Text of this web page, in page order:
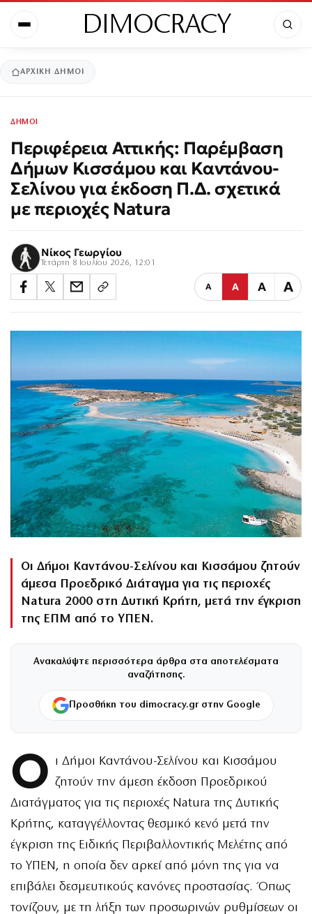
DIMOCRACY
ΑΡΧΙΚΉ ΔΗΜΟΙ
ΔΗΜΟΙ
Περιφέρεια Αττικής: Παρέμβαση
Δήμων Κισσάμου και Καντάνου-
Σελίνου για έκδοση Π.Δ. σχετικά
με περιοχές Natura
Νίκος Γεωργίου
Τετάρτη 8 Ιουλίου 2026, 12:01
Α Α Α Α
Οι Δήμοι Καντάνου-Σελίνου και Κισσάμου ζητούν
άμεσα Προεδρικό Διάταγμα για τις περιοχές
Natura 2000 στη Δυτική Κρήτη, μετά την έγκριση
της ΕΠΜ από το ΥΠΕΝ.
Ανακαλύψτε περισσότερα άρθρα στα αποτελέσματα
αναζήτησης.
Προσθήκη του dimocracy.gr στην Google
Ο ι Δήμοι Καντάνου-Σελίνου και Κισσάμου
ζητούν την άμεση έκδοση Προεδρικού
Διατάγματος για τις περιοχές Natura της Δυτικής
Κρήτης, καταγγέλλοντας θεσμικό κενό μετά την
έγκριση της Ειδικής Περιβαλλοντικής Μελέτης από
το ΥΠΕΝ, η οποία δεν αρκεί από μόνη της για να
επιβάλει δεσμευτικούς κανόνες προστασίας. Όπως
τονίζουν, με τη λήξη των προσωρινών ρυθμίσεων οι